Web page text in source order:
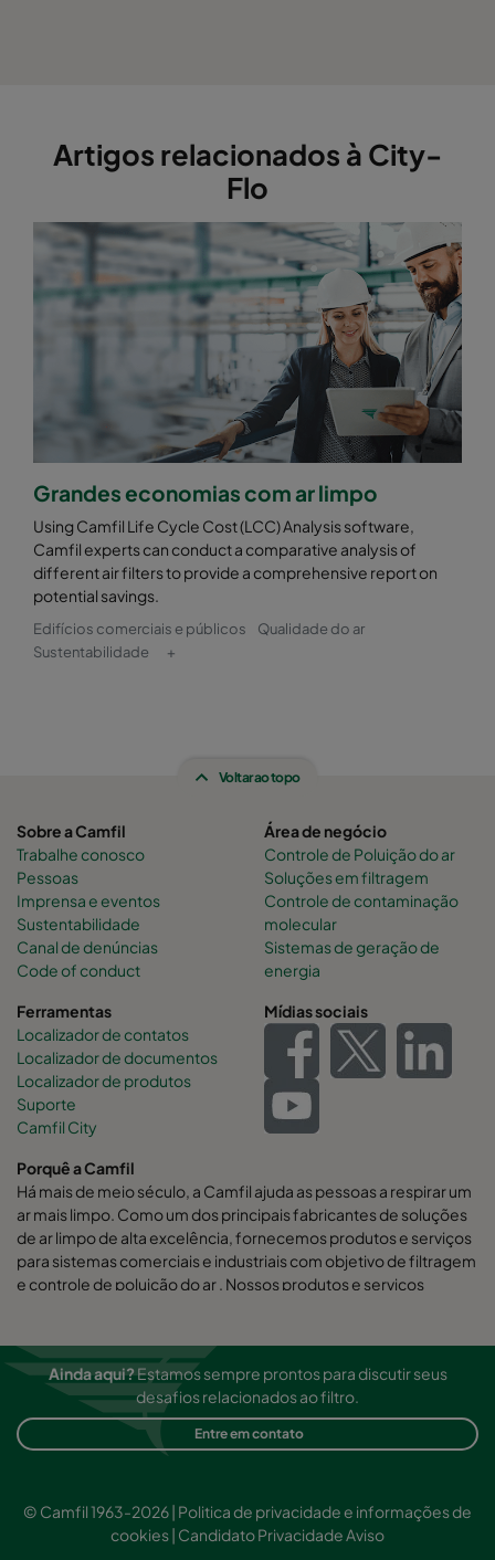
Artigos relacionados à City-
Flo
Grandes economias com ar limpo
Using Camfil Life Cycle Cost (LCC) Analysis software,
Camfil experts can conduct a comparative analysis of
different air filters to provide a comprehensive report on
potential savings.
Edifícios comerciais e públicos
Qualidade do ar
Sustentabilidade
+
Voltar ao topo
Sobre a Camfil
Trabalhe conosco
Pessoas
Imprensa e eventos
Sustentabilidade
Canal de denúncias
Code of conduct
Área de negócio
Controle de Poluição do ar
Soluções em filtragem
Controle de contaminação
molecular
Sistemas de geração de
energia
Ferramentas
Localizador de contatos
Localizador de documentos
Localizador de produtos
Suporte
Camfil City
Mídias sociais
Porquê a Camfil
Há mais de meio século, a Camfil ajuda as pessoas a respirar um
ar mais limpo. Como um dos principais fabricantes de soluções
de ar limpo de alta excelência, fornecemos produtos e serviços
para sistemas comerciais e industriais com objetivo de filtragem
e controle de poluição do ar . Nossos produtos e serviços
e beneficiando a saúde humana e o meio ambiente.
Acreditamos firmemente que nossas soluções são as de melhor
custo benefício para nossos clientes.
Ainda aqui?Estamos sempre prontos para discutir seus
desafios relacionados ao filtro.
Entre em contato
© Camfil 1963-2026 | Politica de privacidade e informações de
cookies| Candidato Privacidade Aviso